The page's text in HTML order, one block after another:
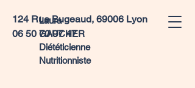
Laura
GAUCHER
Diététicienne
Nutritionniste
124 Rue Bugeaud, 69006 Lyon
06 50 70 97 47